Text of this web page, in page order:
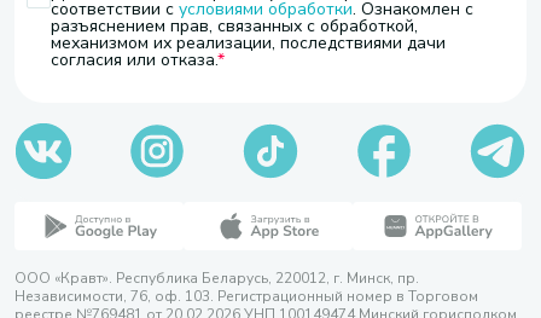
соответствии с условиями обработки. Ознакомлен с
разъяснением прав, связанных с обработкой,
механизмом их реализации, последствиями дачи
согласия или отказа.
ООО «Кравт». Республика Беларусь, 220012, г. Минск, пр.
Независимости, 76, оф. 103. Регистрационный номер в Торговом